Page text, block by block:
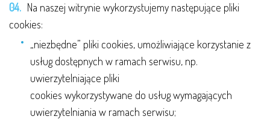
Na naszej witrynie wykorzystujemy następujące pliki
cookies:
„niezbędne” pliki cookies, umożliwiające korzystanie z
usług dostępnych w ramach serwisu, np.
uwierzytelniające pliki
cookies wykorzystywane do usług wymagających
uwierzytelniania w ramach serwisu;